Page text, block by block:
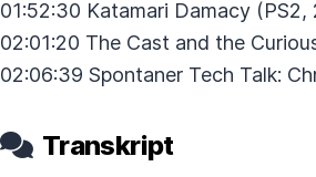
01:52:30 Katamari Damacy (PS2,
02:01:20 The Cast and the
02:06:39 Spontaner Tech Talk:
Transkript